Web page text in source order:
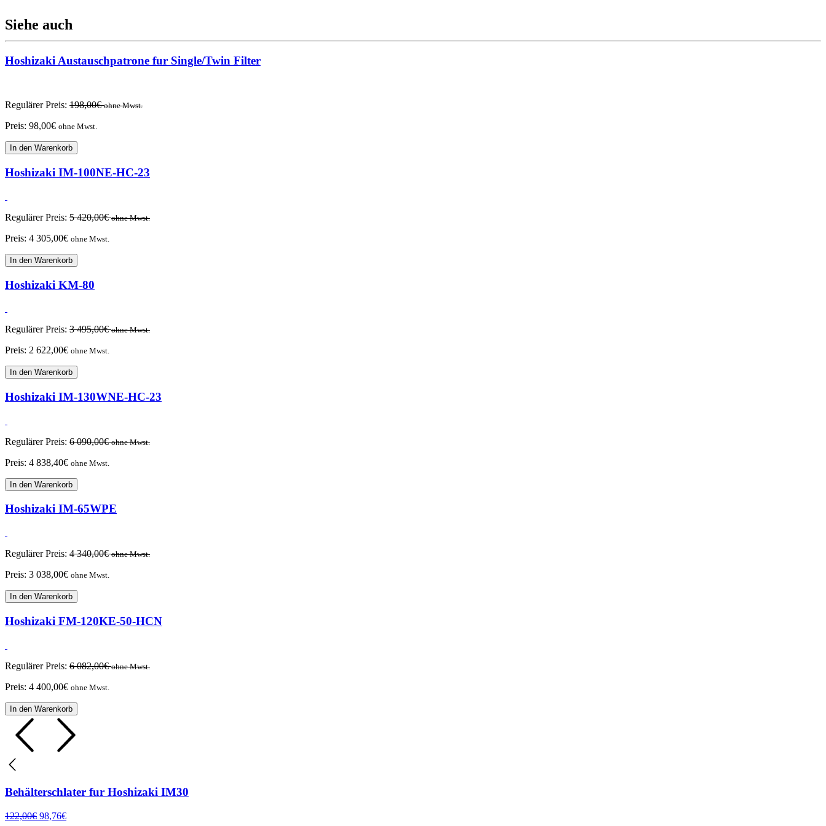
Siehe auch
Hoshizaki Austauschpatrone fur Single/Twin Filter
Regulärer Preis: 198,00€ ohne Mwst.
Preis: 98,00€ ohne Mwst.
In den Warenkorb
Hoshizaki IM-100NE-HC-23
Regulärer Preis: 5 420,00€ ohne Mwst.
Preis: 4 305,00€ ohne Mwst.
In den Warenkorb
Hoshizaki KM-80
Regulärer Preis: 3 495,00€ ohne Mwst.
Preis: 2 622,00€ ohne Mwst.
In den Warenkorb
Hoshizaki IM-130WNE-HC-23
Regulärer Preis: 6 090,00€ ohne Mwst.
Preis: 4 838,40€ ohne Mwst.
In den Warenkorb
Hoshizaki IM-65WPE
Regulärer Preis: 4 340,00€ ohne Mwst.
Preis: 3 038,00€ ohne Mwst.
In den Warenkorb
Hoshizaki FM-120KE-50-HCN
Regulärer Preis: 6 082,00€ ohne Mwst.
Preis: 4 400,00€ ohne Mwst.
In den Warenkorb
Behälterschlater fur Hoshizaki IM30
122,00€ 98,76€